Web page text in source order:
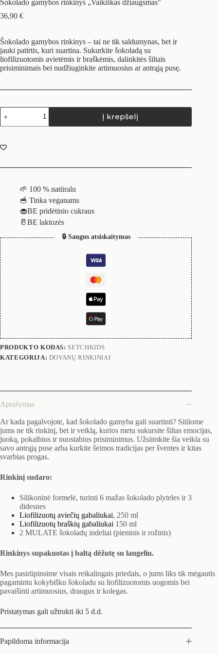
Šokolado gamybos rinkinys „Vaikiškas džiaugsmas"
36,90 €
Šokolado gamybos rinkinys – tai ne tik saldumynas, bet ir
jauki patirtis, kuri suartina. Sukurkite šokoladą su
liofilizuotomis avietėmis ir braškėmis, dalinkitės šiltais
prisiminimais bei nudžiuginkite artimuosius ar antrąją pusę.
Į krepšelį
🌱 100 % natūralu
🥣 Tinka veganams
🧁BE pridėtinio cukraus
🥛BE laktozės
🔒 Saugus atsiskaitymas
PRODUKTO KODAS: SETCHKIDS
KATEGORIJA: DOVANŲ RINKINIAI
Aprašymas
Ar kada pagalvojote, kad šokolado gamyba gali suartinti? Siūlome
jums ne tik rinkinį, bet ir veiklą, kurios metu sukursite šiltas emocijas,
juoką, pokalbius ir nuostabius prisiminimus. Užsiimkite šia veikla su
savo antrąją puse arba kurkite šeimos tradicijas per šventes ir kitas
svarbias progas.
Rinkinį sudaro:
Silikoninė formelė, turinti 6 mažas šokolado plyteles ir 3
didesnes
Liofilizuotų aviečių gabaliukai, 250 ml
Liofilizuotų braškių gabaliukai 150 ml
2 MULATE šokoladų indeliai (pieninis ir rožinis)
Rinkinys supakuotas į baltą dėžutę su langeliu.
Mes pasirūpinsime visais reikalingais priedais, o jums liks tik mėgautis
pagamintu kokybišku šokoladu su liofilizuotomis uogomis bei
pavaišinti artimuosius, draugus ir kolegas.
Pristatymas gali užtrukti iki 5 d.d.
Papildoma informacija